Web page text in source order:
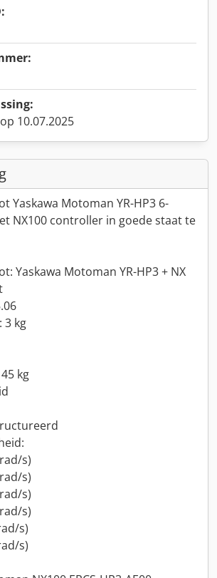
10.07.2025
Yaskawa Motoman YR-HP3 6-
NX100 controller in goede staat te
Yaskawa Motoman YR-HP3 + NX
3 kg
kg
s)
s)
s)
s)
s)
s)